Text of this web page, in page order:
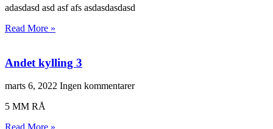
adasdasd asd asf afs asdasdasdasd
Read More »
Andet kylling 3
marts 6, 2022 Ingen kommentarer
5 MM RÅ